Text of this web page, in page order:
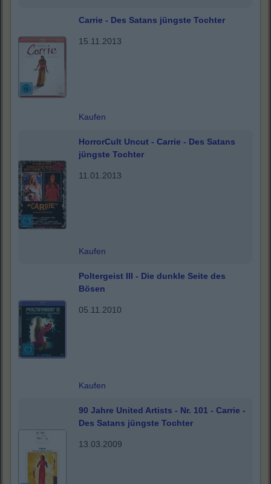
Carrie - Des Satans jüngste Tochter
15.11.2013
Kaufen
HorrorCult Uncut - Carrie - Des Satans
jüngste Tochter
11.01.2013
Kaufen
Poltergeist III - Die dunkle Seite des
Bösen
05.11.2010
Kaufen
90 Jahre United Artists - Nr. 101 - Carrie -
Des Satans jüngste Tochter
13.03.2009